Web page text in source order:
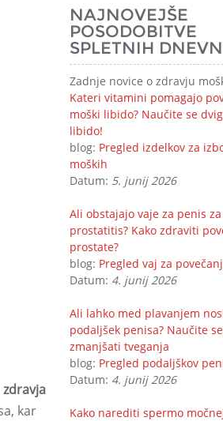
kar
NAJNOVEJŠE
POSODOBITVE
SPLETNIH
Zadnje novice o zdravju
Kateri vitamini pomagajo
moški libido? Naučite se
libido!
blog: Pregled izdelkov za
moških
Datum: 5. junij 2026
Ali obstajajo vaje za penis za
prostatitis? Kako zdraviti
prostate?
blog: Pregled vaj za
Datum: 4. junij 2026
Ali lahko med plavanjem
podaljšek penisa? Naučite se
zmanjšati tveganja
blog: Pregled podaljškov
Datum: 4. junij 2026
Kako narediti spermo